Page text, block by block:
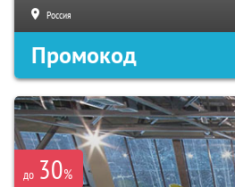
Россия
Промокод
до 30%